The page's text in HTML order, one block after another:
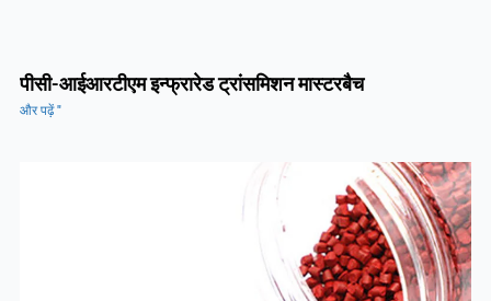
पीसी-आईआरटीएम इन्फ्रारेड ट्रांसमिशन मास्टरबैच
और पढ़ें "